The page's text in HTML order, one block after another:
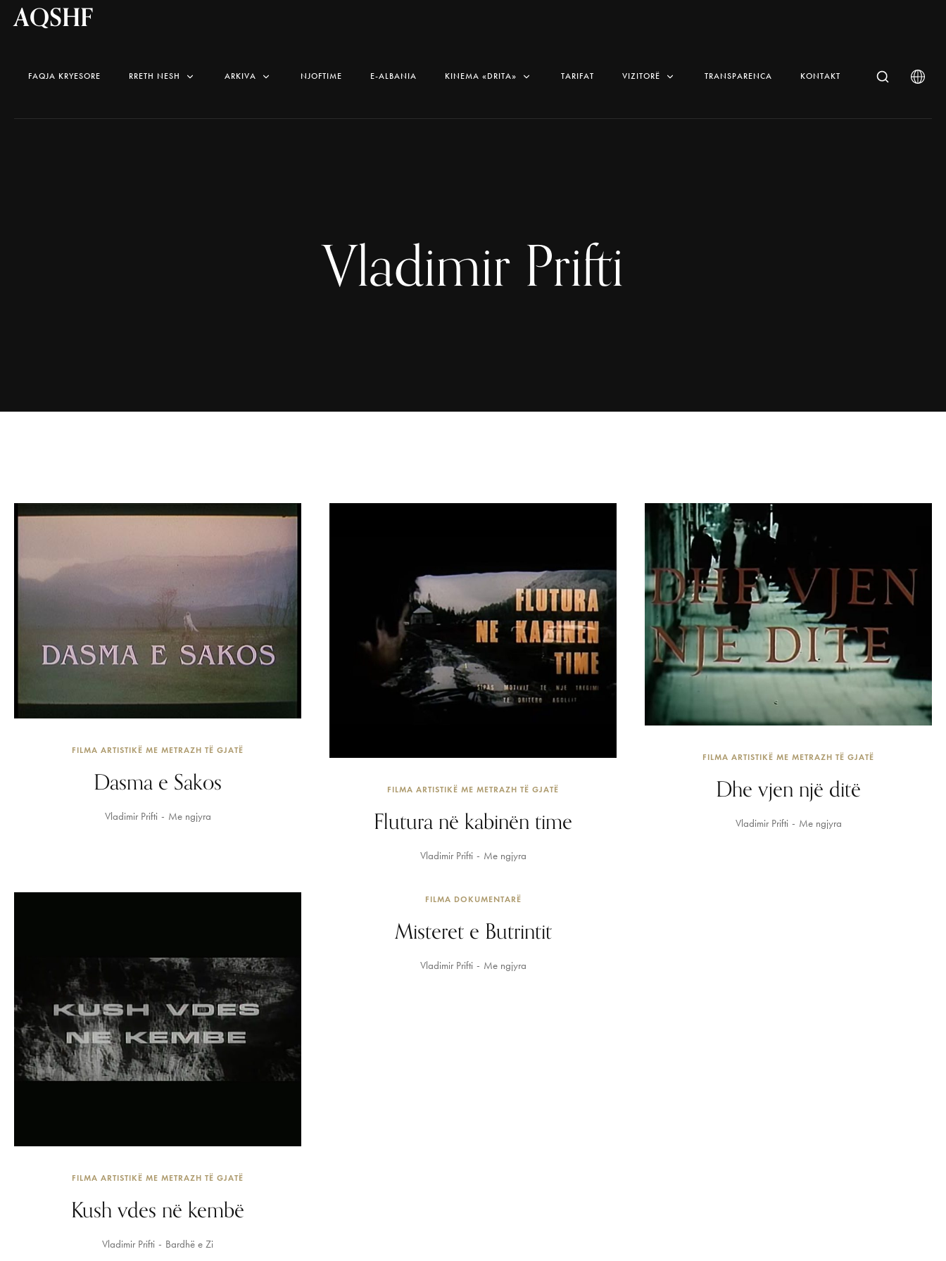
AQSHF
FAQJA KRYESORE RRETH NESH ARKIVA NJOFTIME E-ALBANIA KINEMA «DRITA» TARIFAT VIZITORË TRANSPARENCA KONTAKT
Vladimir Prifti
FILMA ARTISTIKË ME METRAZH TË GJATË
Dasma e Sakos
Vladimir Prifti Me ngjyra
FILMA ARTISTIKË ME METRAZH TË GJATË
Flutura në kabinën time
Vladimir Prifti Me ngjyra
FILMA ARTISTIKË ME METRAZH TË GJATË
Dhe vjen një ditë
Vladimir Prifti Me ngjyra
FILMA ARTISTIKË ME METRAZH TË GJATË
Kush vdes në kembë
Vladimir Prifti Bardhë e Zi
FILMA DOKUMENTARË
Misteret e Butrintit
Vladimir Prifti Me ngjyra